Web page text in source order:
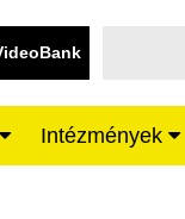
Intézmények